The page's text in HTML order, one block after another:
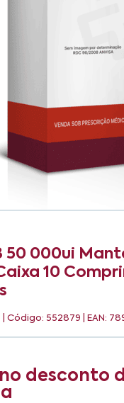
50 000ui
10
| Código: 552879 | EAN:
no desconto